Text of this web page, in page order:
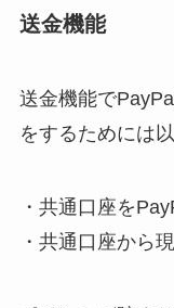
送金機能
送金機能で
をするためには
・共通口座を
・共通口座から